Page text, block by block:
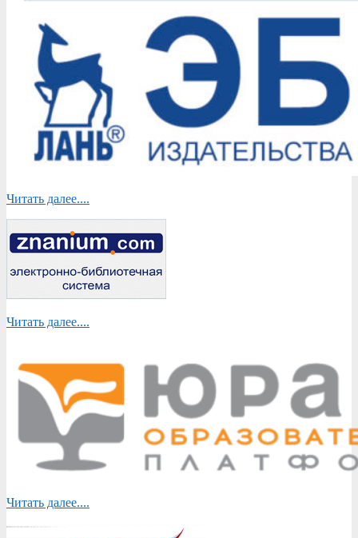
Читать далее....
Читать далее....
Читать далее....